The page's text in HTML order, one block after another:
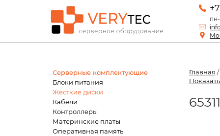
Серверные комплектующие
Блоки питания
Жесткие диски
Кабели
Контроллеры
Материнские платы
Оперативная память
Главная /